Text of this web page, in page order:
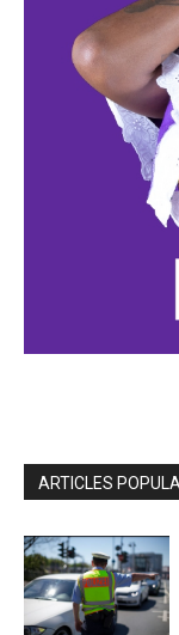
ARTICLES